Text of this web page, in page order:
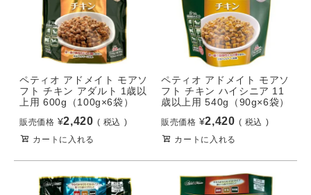
ペティオ アドメイト モアソ
フト チキン アダルト 1歳以
上用 600g（100g×6袋）
販売価格 ¥2,420
税込
カートに入れる
ペティオ アドメイト モアソ
フト チキン ハイシニア 11
歳以上用 540g（90g×6袋）
販売価格 ¥2,420
税込
カートに入れる